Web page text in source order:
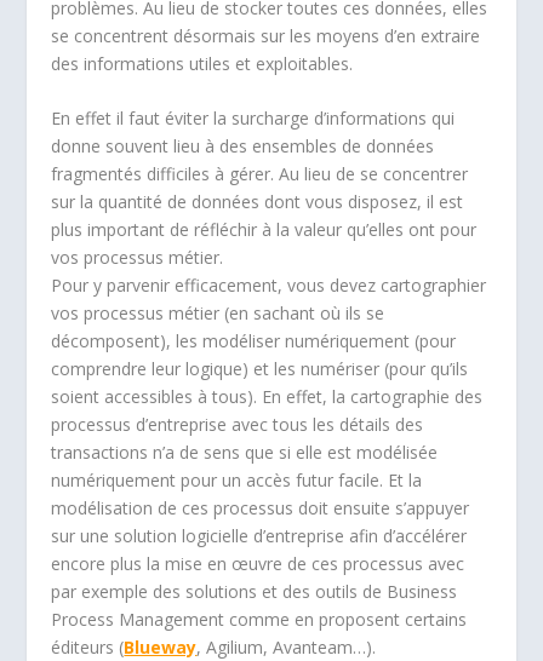
problèmes. Au lieu de stocker toutes ces données, elles
se concentrent désormais sur les moyens d’en extraire
des informations utiles et exploitables.
En effet il faut éviter la surcharge d’informations qui
donne souvent lieu à des ensembles de données
fragmentés difficiles à gérer. Au lieu de se concentrer
sur la quantité de données dont vous disposez, il est
plus important de réfléchir à la valeur qu’elles ont pour
vos processus métier.
Pour y parvenir efficacement, vous devez cartographier
vos processus métier (en sachant où ils se
décomposent), les modéliser numériquement (pour
comprendre leur logique) et les numériser (pour qu’ils
soient accessibles à tous). En effet, la cartographie des
processus d’entreprise avec tous les détails des
transactions n’a de sens que si elle est modélisée
numériquement pour un accès futur facile. Et la
modélisation de ces processus doit ensuite s’appuyer
sur une solution logicielle d’entreprise afin d’accélérer
encore plus la mise en œuvre de ces processus avec
par exemple des solutions et des outils de Business
Process Management comme en proposent certains
éditeurs (Blueway, Agilium, Avanteam…).